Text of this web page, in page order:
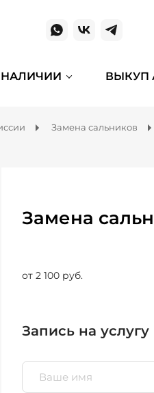
НАЛИЧИИ ВЫКУП
Замена сальников
Замена
от 2 100 руб.
Запись на услугу